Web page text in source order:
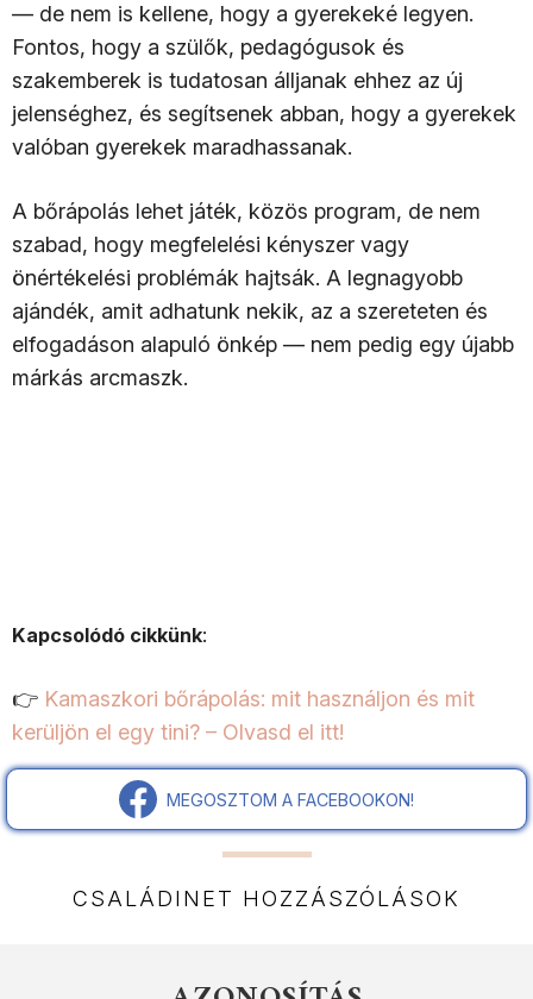
— de nem is kellene, hogy a gyerekeké legyen.
Fontos, hogy a szülők, pedagógusok és
szakemberek is tudatosan álljanak ehhez az új
jelenséghez, és segítsenek abban, hogy a gyerekek
valóban gyerekek maradhassanak.
A bőrápolás lehet játék, közös program, de nem
szabad, hogy megfelelési kényszer vagy
önértékelési problémák hajtsák. A legnagyobb
ajándék, amit adhatunk nekik, az a szereteten és
elfogadáson alapuló önkép — nem pedig egy újabb
márkás arcmaszk.
Kapcsolódó cikkünk:
👉 Kamaszkori bőrápolás: mit használjon és mit
kerüljön el egy tini? – Olvasd el itt!
MEGOSZTOM A FACEBOOKON!
CSALÁDINET HOZZÁSZÓLÁSOK